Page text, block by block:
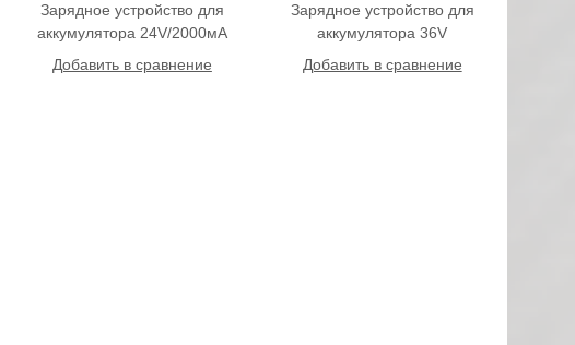
Зарядное уcтройство для
аккумулятора 24V/2000мА
Добавить в сравнение
Зарядное уcтройство для
аккумулятора 36V
Добавить в сравнение